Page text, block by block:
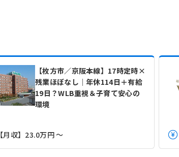
【枚方市／京阪本線】17時定時×
残業ほぼなし｜年休114日＋有給
19日？WLB重視＆子育て安心の
環境
【月収】23.0万円 ～